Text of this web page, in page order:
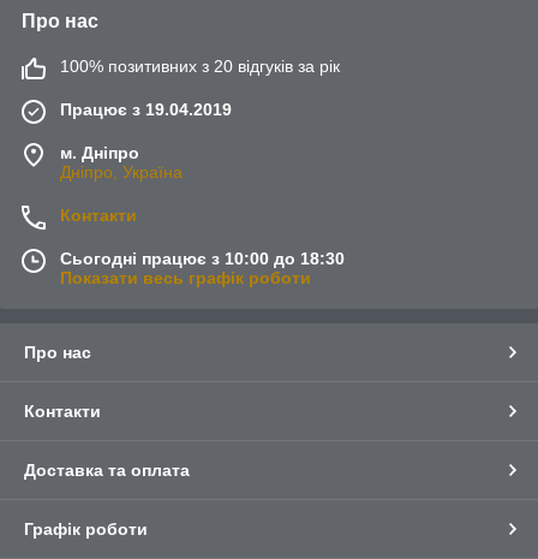
Про нас
100% позитивних з 20 відгуків за рік
Працює з 19.04.2019
м. Дніпро
Дніпро, Україна
Контакти
Сьогодні працює з 10:00 до 18:30
Показати весь графік роботи
Про нас
Контакти
Доставка та оплата
Графік роботи